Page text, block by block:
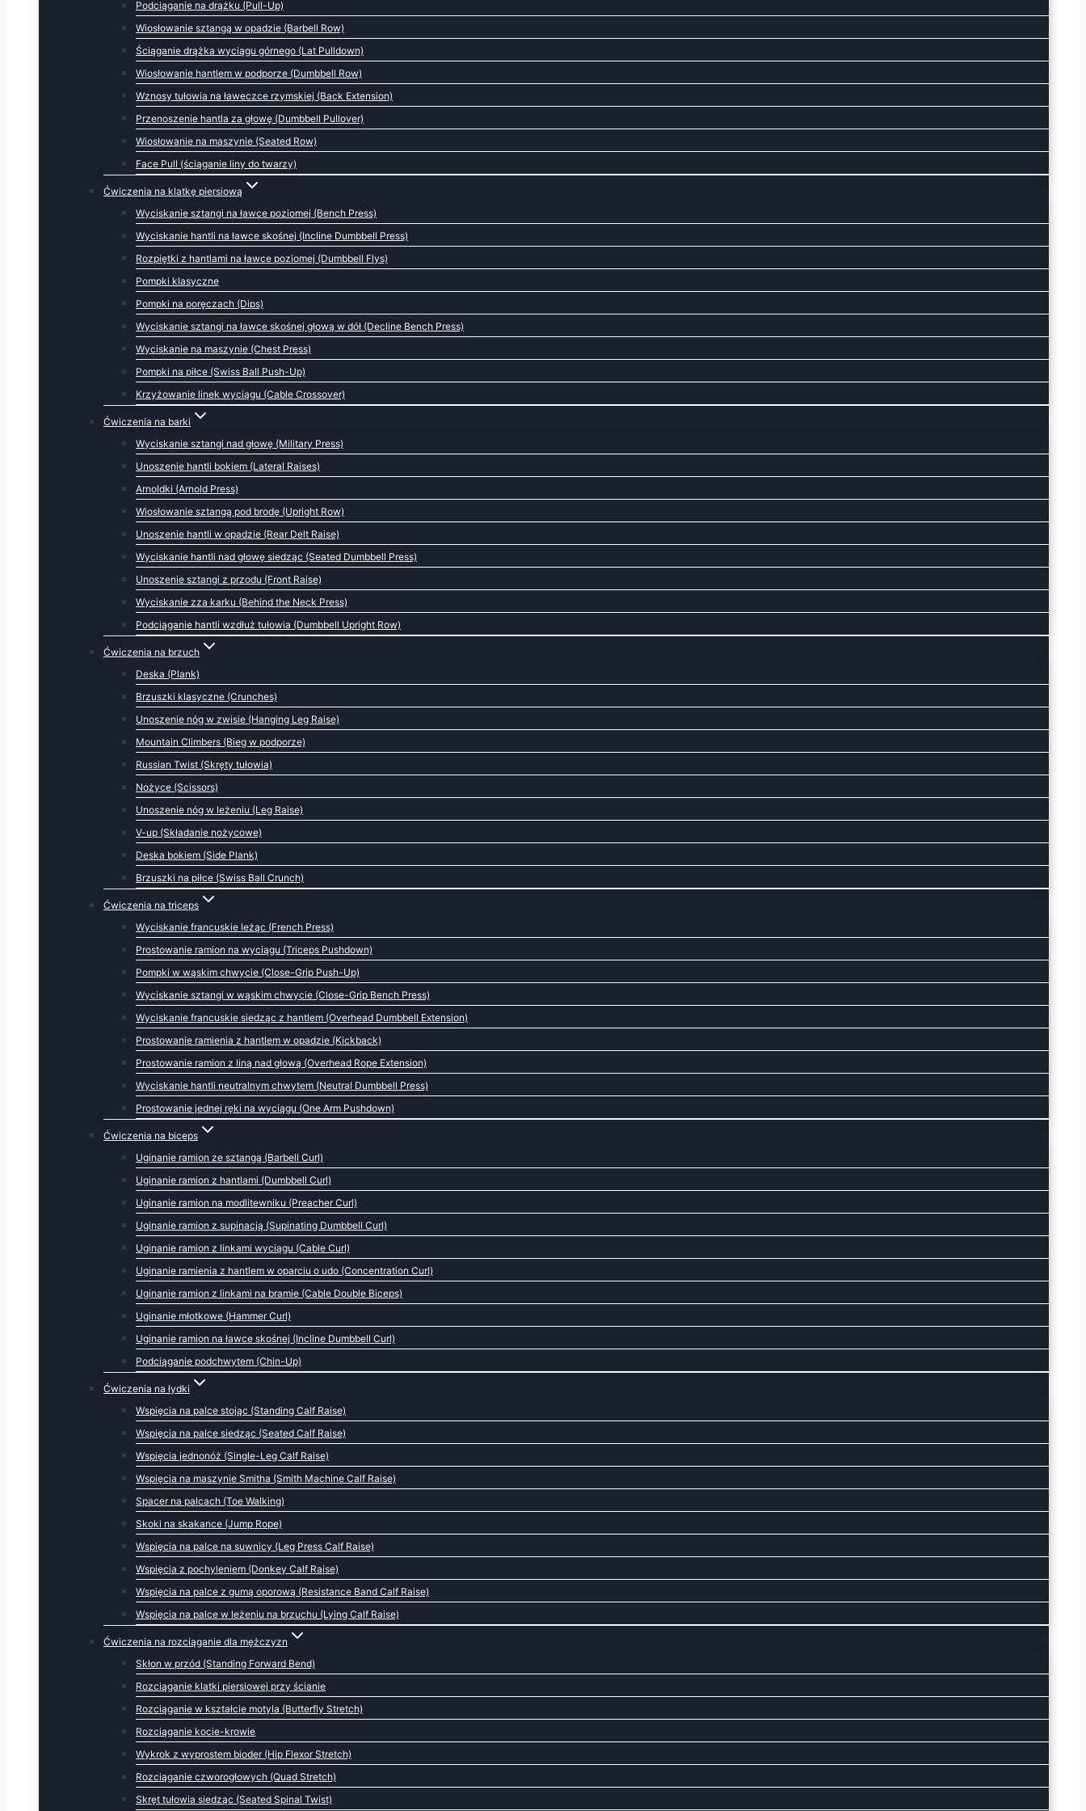
Podciąganie na drążku (Pull-Up)
Wiosłowanie sztangą w opadzie (Barbell Row)
Ściąganie drążka wyciągu górnego (Lat Pulldown)
Wiosłowanie hantlem w podporze (Dumbbell Row)
Wznosy tułowia na ławeczce rzymskiej (Back Extension)
Przenoszenie hantla za głowę (Dumbbell Pullover)
Wiosłowanie na maszynie (Seated Row)
Face Pull (ściąganie liny do twarzy)
Ćwiczenia na klatkę piersiową
Wyciskanie sztangi na ławce poziomej (Bench Press)
Wyciskanie hantli na ławce skośnej (Incline Dumbbell Press)
Rozpiętki z hantlami na ławce poziomej (Dumbbell Flys)
Pompki klasyczne
Pompki na poręczach (Dips)
Wyciskanie sztangi na ławce skośnej głową w dół (Decline Bench Press)
Wyciskanie na maszynie (Chest Press)
Pompki na piłce (Swiss Ball Push-Up)
Krzyżowanie linek wyciągu (Cable Crossover)
Ćwiczenia na barki
Wyciskanie sztangi nad głowę (Military Press)
Unoszenie hantli bokiem (Lateral Raises)
Arnoldki (Arnold Press)
Wiosłowanie sztangą pod brodę (Upright Row)
Unoszenie hantli w opadzie (Rear Delt Raise)
Wyciskanie hantli nad głowę siedząc (Seated Dumbbell Press)
Unoszenie sztangi z przodu (Front Raise)
Wyciskanie zza karku (Behind the Neck Press)
Podciąganie hantli wzdłuż tułowia (Dumbbell Upright Row)
Ćwiczenia na brzuch
Deska (Plank)
Brzuszki klasyczne (Crunches)
Unoszenie nóg w zwisie (Hanging Leg Raise)
Mountain Climbers (Bieg w podporze)
Russian Twist (Skręty tułowia)
Nożyce (Scissors)
Unoszenie nóg w leżeniu (Leg Raise)
V-up (Składanie nożycowe)
Deska bokiem (Side Plank)
Brzuszki na piłce (Swiss Ball Crunch)
Ćwiczenia na triceps
Wyciskanie francuskie leżąc (French Press)
Prostowanie ramion na wyciągu (Triceps Pushdown)
Pompki w wąskim chwycie (Close-Grip Push-Up)
Wyciskanie sztangi w wąskim chwycie (Close-Grip Bench Press)
Wyciskanie francuskie siedząc z hantlem (Overhead Dumbbell Extension)
Prostowanie ramienia z hantlem w opadzie (Kickback)
Prostowanie ramion z liną nad głową (Overhead Rope Extension)
Wyciskanie hantli neutralnym chwytem (Neutral Dumbbell Press)
Prostowanie jednej ręki na wyciągu (One Arm Pushdown)
Ćwiczenia na biceps
Uginanie ramion ze sztangą (Barbell Curl)
Uginanie ramion z hantlami (Dumbbell Curl)
Uginanie ramion na modlitewniku (Preacher Curl)
Uginanie ramion z supinacją (Supinating Dumbbell Curl)
Uginanie ramion z linkami wyciągu (Cable Curl)
Uginanie ramienia z hantlem w oparciu o udo (Concentration Curl)
Uginanie ramion z linkami na bramie (Cable Double Biceps)
Uginanie młotkowe (Hammer Curl)
Uginanie ramion na ławce skośnej (Incline Dumbbell Curl)
Podciąganie podchwytem (Chin-Up)
Ćwiczenia na łydki
Wspięcia na palce stojąc (Standing Calf Raise)
Wspięcia na palce siedząc (Seated Calf Raise)
Wspięcia jednonóż (Single-Leg Calf Raise)
Wspięcia na maszynie Smitha (Smith Machine Calf Raise)
Spacer na palcach (Toe Walking)
Skoki na skakance (Jump Rope)
Wspięcia na palce na suwnicy (Leg Press Calf Raise)
Wspięcia z pochyleniem (Donkey Calf Raise)
Wspięcia na palce z gumą oporową (Resistance Band Calf Raise)
Wspięcia na palce w leżeniu na brzuchu (Lying Calf Raise)
Ćwiczenia na rozciąganie dla mężczyzn
Skłon w przód (Standing Forward Bend)
Rozciąganie klatki piersiowej przy ścianie
Rozciąganie w kształcie motyla (Butterfly Stretch)
Rozciąganie kocie-krowie
Wykrok z wyprostem bioder (Hip Flexor Stretch)
Rozciąganie czworogłowych (Quad Stretch)
Skręt tułowia siedząc (Seated Spinal Twist)